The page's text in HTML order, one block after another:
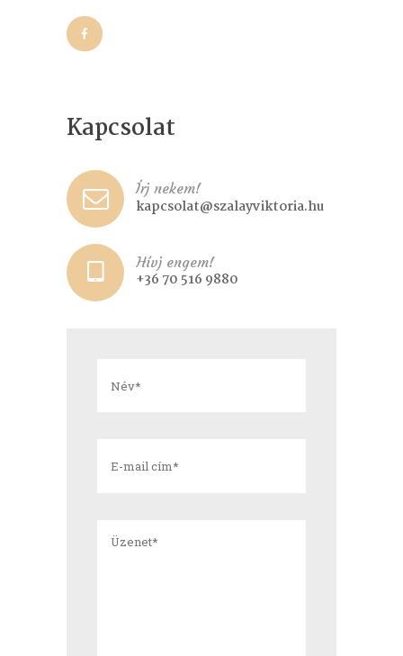
Kapcsolat
Írj nekem!
kapcsolat@szalayviktoria.hu
Hívj engem!
+36 70 516 9880